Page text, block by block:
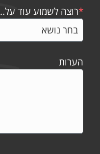
*רוצה לשמוע עוד על..
הערות